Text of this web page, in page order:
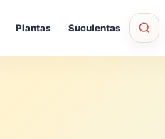
Plantas Suculentas